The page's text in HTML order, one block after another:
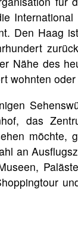
International
Den Haag
Nähe des
wohnten
das
möchte,
an